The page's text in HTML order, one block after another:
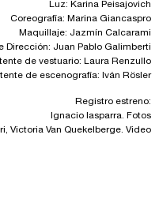
Luz: Karina Peisajovich
Coreografía: Marina Giancaspro
Maquillaje: Jazmín Calcarami
Dirección: Juan Pablo Galimberti
de vestuario: Laura Renzullo
de escenografía: Iván Rösler
Registro estreno:
Ignacio Iasparra. Fotos
Victoria Van Quekelberge. Video